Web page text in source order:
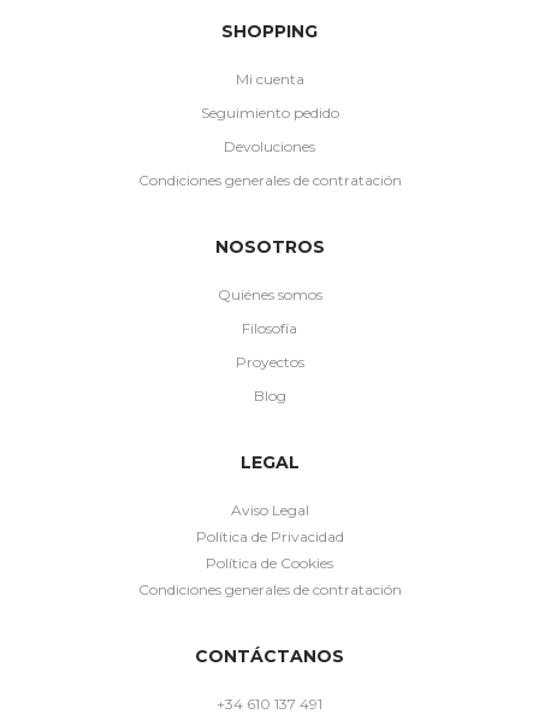
SHOPPING
Mi cuenta
Seguimiento pedido
Devoluciones
Condiciones generales de contratación
NOSOTROS
Quiénes somos
Filosofía
Proyectos
Blog
LEGAL
Aviso Legal
Política de Privacidad
Política de Cookies
Condiciones generales de contratación
CONTÁCTANOS
+34 610 137 491